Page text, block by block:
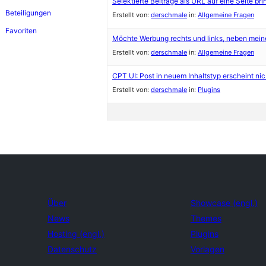
Beteiligungen
Favoriten
Erstellt von: derschmale in: Allgemeine Fragen
Möchte Werbung rechts und links, neben
Erstellt von: derschmale in: Allgemeine Fragen
CPT UI: Post in neuem Inhaltstyp erscheint
Erstellt von: derschmale in: Plugins
Über
News
Hosting (engl.)
Datenschutz
Showcase (engl.)
Themes
Plugins
Vorlagen